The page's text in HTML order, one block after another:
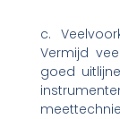
c.
Vermijd
goed